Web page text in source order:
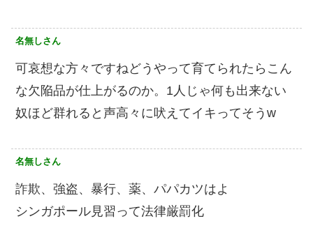
名無しさん
可哀想な方々ですねどうやって育てられたらこん
な欠陥品が仕上がるのか。1人じゃ何も出来ない
奴ほど群れると声高々に吠えてイキってそうw
名無しさん
詐欺、強盗、暴行、薬、パパカツはよ
シンガポール見習って法律厳罰化